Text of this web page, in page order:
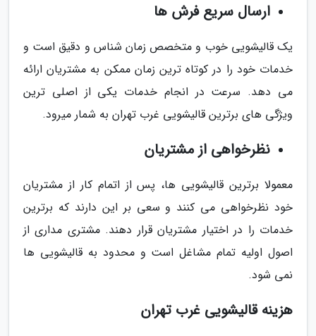
ارسال سریع فرش ها
یک قالیشویی خوب و متخصص زمان شناس و دقیق است و
خدمات خود را در کوتاه ترین زمان ممکن به مشتریان ارائه
می دهد. سرعت در انجام خدمات یکی از اصلی ترین
ویژگی های برترین قالیشویی غرب تهران به شمار میرود.
نظرخواهی از مشتریان
معمولا برترین قالیشویی ها، پس از اتمام کار از مشتریان
خود نظرخواهی می کنند و سعی بر این دارند که برترین
خدمات را در اختیار مشتریان قرار دهند. مشتری مداری از
اصول اولیه تمام مشاغل است و محدود به قالیشویی ها
نمی شود.
هزینه قالیشویی غرب تهران